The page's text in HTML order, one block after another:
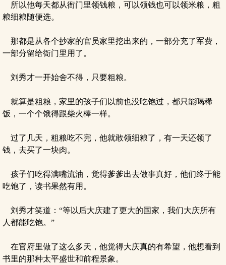
所以他每天都从衙门里领钱粮，可以领钱也可以领米粮，粗
粮细粮随便选。
那都是从各个抄家的官员家里挖出来的，一部分充了军费，
一部分留给衙门里用了。
刘秀才一开始舍不得，只要粗粮。
就算是粗粮，家里的孩子们以前也没吃饱过，都只能喝稀
饭，一个个饿得跟柴火棒一样。
过了几天，粗粮吃不完，他就敢领细粮了，有一天还领了
钱，去买了一块肉。
孩子们吃得满嘴流油，觉得爹爹出去做事真好，他们终于能
吃饱了，读书果然有用。
刘秀才笑道：“等以后大庆建了更大的国家，我们大庆所有
人都能吃饱。”
在官府里做了这么多天，他觉得大庆真的有希望，他想看到
书里的那种太平盛世和前程景象。